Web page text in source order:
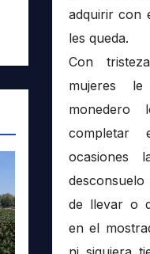
adquirir con
les queda.
Con
mujeres
monedero
ocasiones
de llevar o
en el